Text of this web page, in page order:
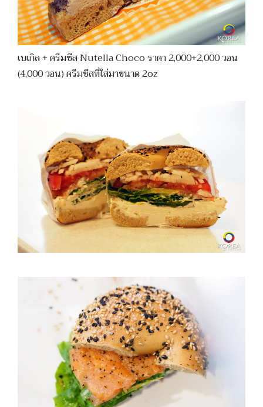
เบเกิล + ครีมชีส Nutella Choco ราคา 2,000+2,000 วอน
(4,000 วอน) ครีมชีสที่ใส่มาขนาด 2oz